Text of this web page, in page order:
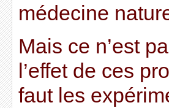
médecine
Mais ce n’est
l’effet de ces
faut les